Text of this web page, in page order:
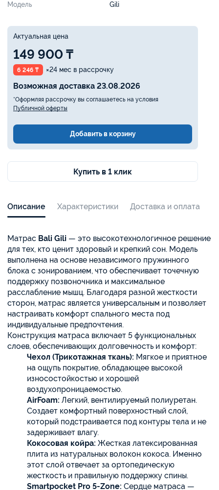
Модель
Gili
Актуальная цена
149 900 ₸
6 246 ₸ ×24 мес в рассрочку
Возможная доставка 23.08.2026
*Оформляя рассрочку вы соглашаетесь на условия
Публичной оферты
Добавить в корзину
Купить в 1 клик
Описание Характеристики Доставка и оплата
Матрас Bali Gili — это высокотехнологичное решение
для тех, кто ценит здоровый и крепкий сон. Модель
выполнена на основе независимого пружинного
блока с зонированием, что обеспечивает точечную
поддержку позвоночника и максимальное
расслабление мышц. Благодаря разной жесткости
сторон, матрас является универсальным и позволяет
настраивать комфорт спального места под
индивидуальные предпочтения.
Конструкция матраса включает 5 функциональных
слоев, обеспечивающих долговечность и комфорт:
Чехол (Трикотажная ткань): Мягкое и приятное
на ощупь покрытие, обладающее высокой
износостойкостью и хорошей
воздухопроницаемостью.
AirFoam: Легкий, вентилируемый полиуретан.
Создает комфортный поверхностный слой,
который подстраивается под контуры тела и не
задерживает влагу.
Кокосовая койра: Жесткая латексированная
плита из натуральных волокон кокоса. Именно
этот слой отвечает за ортопедическую
жесткость и правильную поддержку спины.
Smartpocket Pro 5-Zone: Сердце матраса —